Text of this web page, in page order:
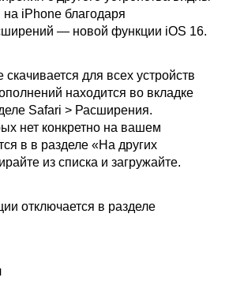
на iPhone благодаря
— новой функции iOS 16.
для всех устройств
находится во вкладке
Safari > Расширения.
нет конкретно на вашем
в в разделе «На других
из списка и загружайте.
отключается в разделе